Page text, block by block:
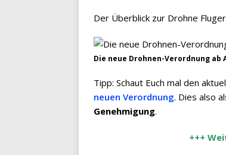
Der Überblick zur Drohne
Die neue Drohnen-Verordnung ab
Tipp: Schaut Euch mal den
neuen Verordnung. Dies also
Genehmigung.
+++